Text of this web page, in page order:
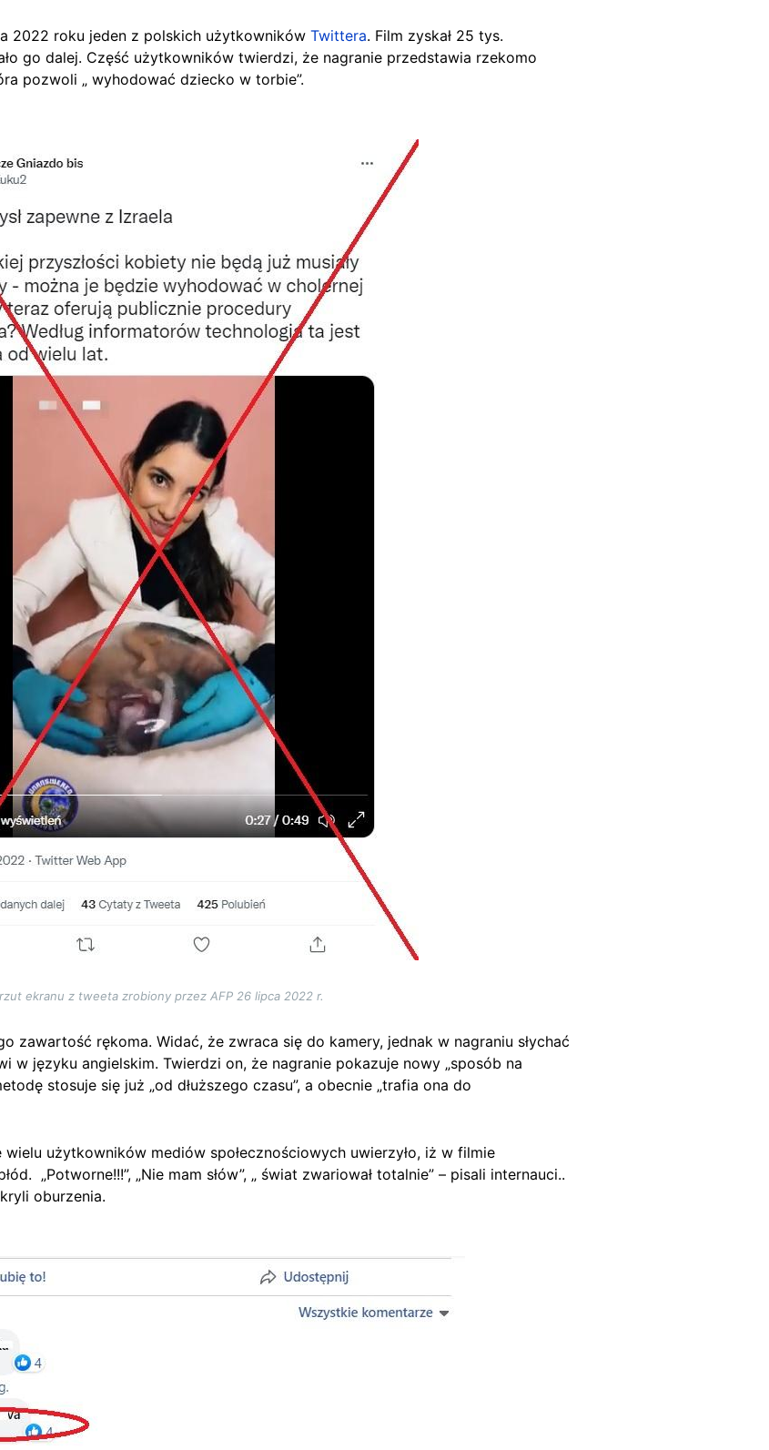
2022 roku jeden z polskich użytkowników Twittera. Film zyskał 25 tys.
go dalej. Część użytkowników twierdzi, że nagranie przedstawia rzekomo
pozwoli „ wyhodować dziecko w torbie”.
ekranu z tweeta zrobiony przez AFP 26 lipca 2022 r.
zawartość rękoma. Widać, że zwraca się do kamery, jednak w nagraniu słychać
w języku angielskim. Twierdzi on, że nagranie pokazuje nowy „sposób na
stosuje się już „od dłuższego czasu”, a obecnie „trafia ona do
użytkowników mediów społecznościowych uwierzyło, iż w filmie
„Potworne!!!”, „Nie mam słów”, „ świat zwariował totalnie” – pisali internauci..
oburzenia.